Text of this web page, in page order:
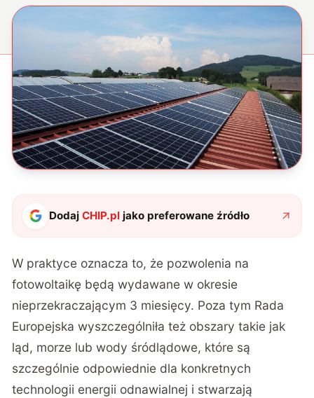
DodajCHIP.pl jako preferowane źródło
W praktyce oznacza to, że pozwolenia na
fotowoltaikę będą wydawane w okresie
nieprzekraczającym 3 miesięcy. Poza tym Rada
Europejska wyszczególniła też obszary takie jak
ląd, morze lub wody śródlądowe, które są
szczególnie odpowiednie dla konkretnych
technologii energii odnawialnej i stwarzają